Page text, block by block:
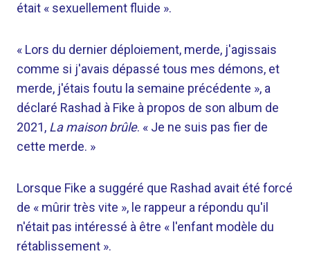
était « sexuellement fluide ».
« Lors du dernier déploiement, merde, j'agissais
comme si j'avais dépassé tous mes démons, et
merde, j'étais foutu la semaine précédente », a
déclaré Rashad à Fike à propos de son album de
2021, La maison brûle. « Je ne suis pas fier de
cette merde. »
Lorsque Fike a suggéré que Rashad avait été forcé
de « mûrir très vite », le rappeur a répondu qu'il
n'était pas intéressé à être « l'enfant modèle du
rétablissement ».